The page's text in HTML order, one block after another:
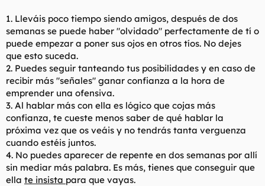
1. Lleváis poco tiempo siendo amigos, después de dos
semanas se puede haber "olvidado" perfectamente de tí o
puede empezar a poner sus ojos en otros tíos. No dejes
que esto suceda.
2. Puedes seguir tanteando tus posibilidades y en caso de
recibir más "señales" ganar confianza a la hora de
emprender una ofensiva.
3. Al hablar más con ella es lógico que cojas más
confianza, te cueste menos saber de qué hablar la
próxima vez que os veáis y no tendrás tanta verguenza
cuando estéis juntos.
4. No puedes aparecer de repente en dos semanas por allí
sin mediar más palabra. Es más, tienes que conseguir que
ella te insista para que vayas.